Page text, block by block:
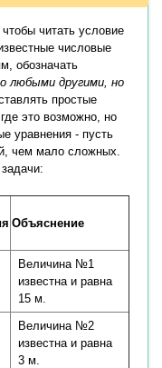
читать условие
числовые
обозначать
любыми другими, но
простые
это возможно, но
уравнения - пусть
чем мало сложных.
Объяснение
Величина №1
известна и равна
15 м.
Величина №2
известна и равна
3 м.